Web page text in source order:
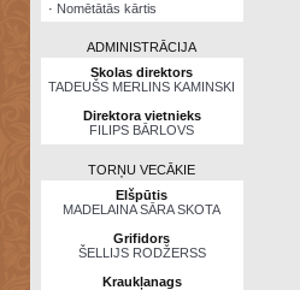
· Nomētātās kārtis
ADMINISTRĀCIJA
Skolas direktors
TADEUŠS MERLINS KAMINSKI
Direktora vietnieks
FILIPS BĀRLOVS
TORŅU VECĀKIE
Elšpūtis
MADELAINA SĀRA SKOTA
Grifidors
ŠELLIJS RODŽERSS
Kraukļanags